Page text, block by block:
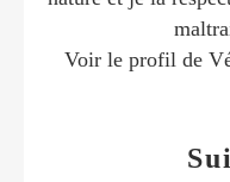
Voir le profil de